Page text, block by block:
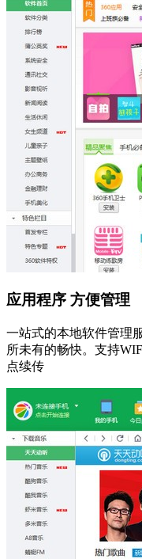
应用程序 方便管理
一站式的本地软件管理
所未有的畅快。支持
点续传